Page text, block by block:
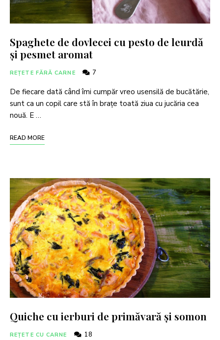
Spaghete de dovlecei cu pesto de leurdă
și pesmet aromat
REȚETE FĂRĂ CARNE 7
De fiecare dată când îmi cumpăr vreo usensilă de bucătărie,
sunt ca un copil care stă în brațe toată ziua cu jucăria cea
nouă. E …
READ MORE
Quiche cu ierburi de primăvară și somon
REȚETE CU CARNE 18